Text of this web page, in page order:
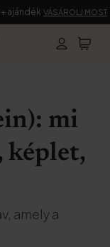
+ ajándék VÁSÁROLJ MOST
mi
képlet,
amely a